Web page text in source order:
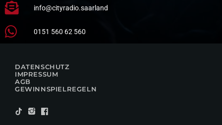
info@cityradio.saarland
0151 560 62 560
DATENSCHUTZ
IMPRESSUM
AGB
GEWINNSPIELREGELN